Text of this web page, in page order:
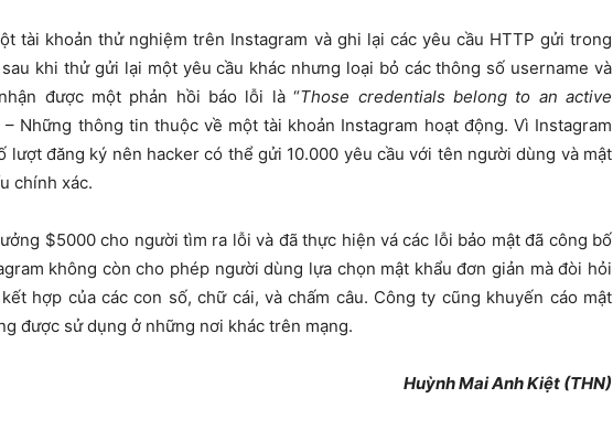
tài khoản thử nghiệm trên Instagram và ghi lại các yêu cầu HTTP gửi trong
khi thử gửi lại một yêu cầu khác nhưng loại bỏ các thông số username và
được một phản hồi báo lỗi là “Those credentials belong to an active
– Những thông tin thuộc về một tài khoản Instagram hoạt động. Vì Instagram
lượt đăng ký nên hacker có thể gửi 10.000 yêu cầu với tên người dùng và mật
chính xác.
$5000 cho người tìm ra lỗi và đã thực hiện vá các lỗi bảo mật đã công bố
không còn cho phép người dùng lựa chọn mật khẩu đơn giản mà đòi hỏi
hợp của các con số, chữ cái, và chấm câu. Công ty cũng khuyến cáo mật
được sử dụng ở những nơi khác trên mạng.
Huỳnh Mai Anh Kiệt (THN)